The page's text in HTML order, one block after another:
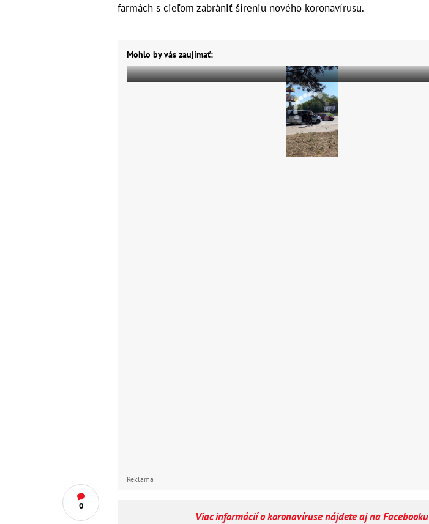
0
farmách s cieľom zabrániť šíreniu nového koronavírusu.
Mohlo by vás zaujímať:
Reklama
Viac informácií o koronavíruse nájdete aj na Facebooku